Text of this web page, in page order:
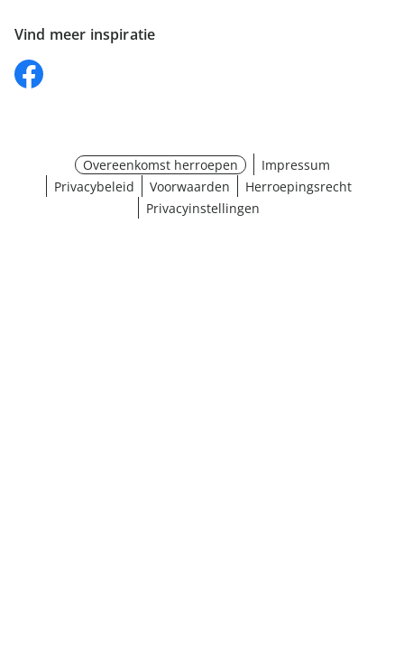
Vind meer inspiratie
Overeenkomst herroepen
Impressum
Privacybeleid
Voorwaarden
Herroepingsrecht
Privacyinstellingen